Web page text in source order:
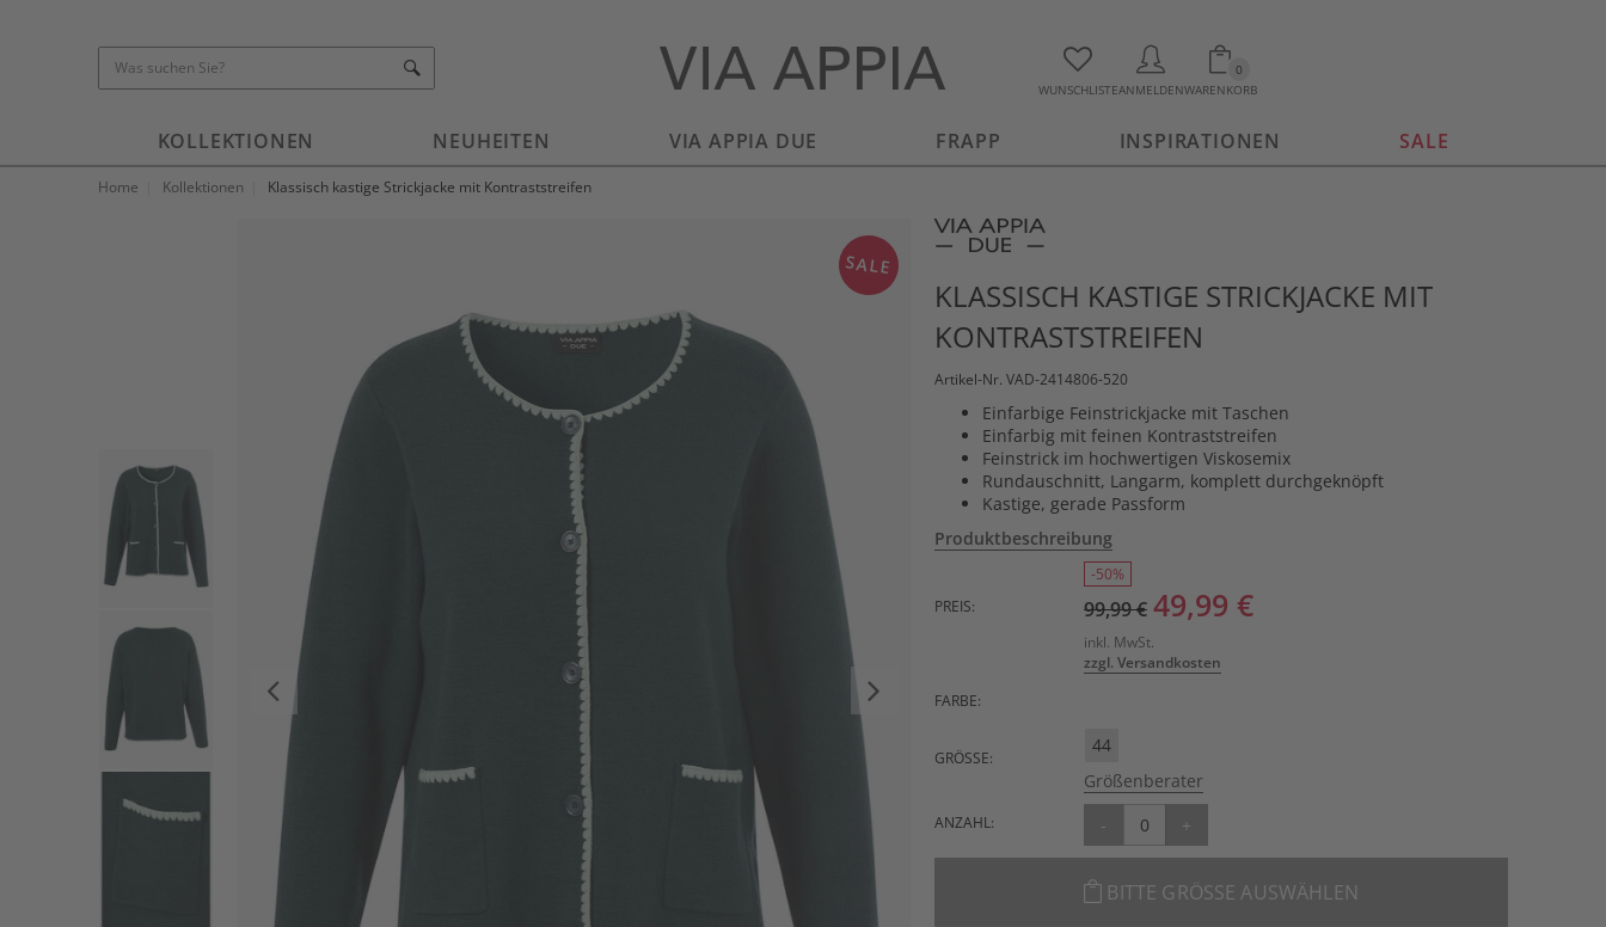
WUNSCHLISTEANMELDEN
0
WARENKORB
KOLLEKTIONEN NEUHEITEN VIA APPIA DUE FRAPP INSPIRATIONEN SALE
Home Kollektionen Klassisch kastige Strickjacke mit Kontraststreifen
SALE
KLASSISCH KASTIGE STRICKJACKE MIT
KONTRASTSTREIFEN
Artikel-Nr. VAD-2414806-520
Einfarbige Feinstrickjacke mit Taschen
Einfarbig mit feinen Kontraststreifen
Feinstrick im hochwertigen Viskosemix
Rundauschnitt, Langarm, komplett durchgeknöpft
Kastige, gerade Passform
Produktbeschreibung
-50%
PREIS:
99,99 € 49,99 €
inkl. MwSt.
zzgl. Versandkosten
FARBE:
GRÖSSE:
44
Größenberater
ANZAHL: - +
BITTE GRÖSSE AUSWÄHLEN